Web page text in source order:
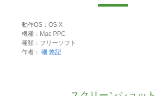
動作OS：OS X
機種：Mac PPC
種類：フリーソフト
作者： 磯 悠記